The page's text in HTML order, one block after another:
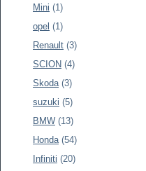
Mini (1)
opel (1)
Renault (3)
SCION (4)
Skoda (3)
suzuki (5)
BMW (13)
Honda (54)
Infiniti (20)